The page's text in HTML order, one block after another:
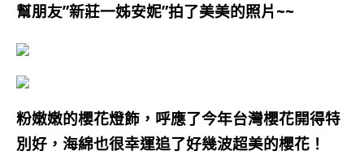
幫朋友”新莊一姊安妮”拍了美美的照片~~
粉嫩嫩的櫻花燈飾，呼應了今年台灣櫻花開得特
別好，海綿也很幸運追了好幾波超美的櫻花！